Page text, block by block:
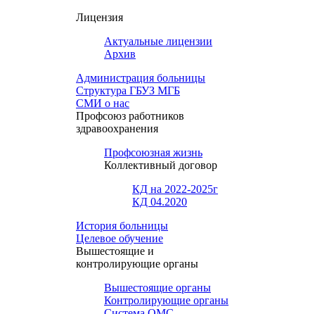
Лицензия
Актуальные лицензии
Архив
Администрация больницы
Структура ГБУЗ МГБ
СМИ о нас
Профсоюз работников
здравоохранения
Профсоюзная жизнь
Коллективный договор
КД на 2022-2025г
КД 04.2020
История больницы
Целевое обучение
Вышестоящие и
контролирующие органы
Вышестоящие органы
Контролирующие органы